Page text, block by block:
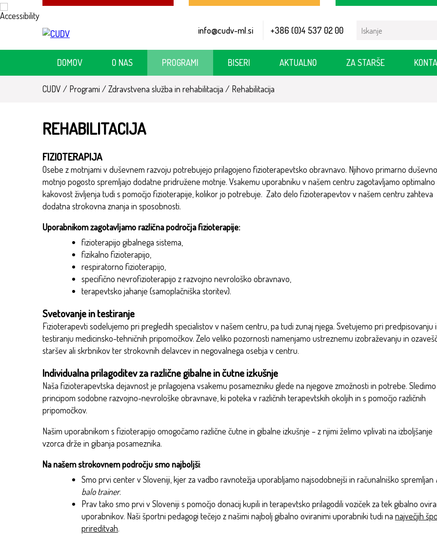
Skoči
info@cudv-ml.si +386 (0)4 537 02 00
Search
DOMOV O NAS PROGRAMI BISERI AKTUALNO ZA STARŠE
CUDV / Programi / Zdravstvena služba in rehabilitacija / Rehabilitacija
REHABILITACIJA
FIZIOTERAPIJA
Osebe z motnjami v duševnem razvoju potrebujejo prilagojeno fizioterapevtsko obravnavo. Njihovo primarno duševno
motnjo pogosto spremljajo dodatne pridružene motnje. Vsakemu uporabniku v našem centru zagotavljamo optimalno
kakovost življenja tudi s pomočjo fizioterapije, kolikor jo potrebuje. Zato delo fizioterapevtov v našem centru zahteva
dodatna strokovna znanja in sposobnosti.
Uporabnikom zagotavljamo različna področja fizioterapije:
fizioterapijo gibalnega sistema,
fizikalno fizioterapijo,
respiratorno fizioterapijo,
specifično nevrofizioterapijo z razvojno nevrološko obravnavo,
terapevtsko jahanje (samoplačniška storitev).
Svetovanje in testiranje
Fizioterapevti sodelujemo pri pregledih specialistov v našem centru, pa tudi zunaj njega. Svetujemo pri predpisovanju
testiranju medicinsko-tehničnih pripomočkov. Zelo veliko pozornosti namenjamo ustreznemu izobraževanju in
staršev ali skrbnikov ter strokovnih delavcev in negovalnega osebja v centru.
Individualna prilagoditev za različne gibalne in čutne izkušnje
Naša fizioterapevtska dejavnost je prilagojena vsakemu posamezniku glede na njegove zmožnosti in potrebe. Sledimo
principom sodobne razvojno-nevrološke obravnave, ki poteka v različnih terapevtskih okoljih in s pomočjo različnih
pripomočkov.
Našim uporabnikom s fizioterapijo omogočamo različne čutne in gibalne izkušnje – z njimi želimo vplivati na izboljšanje
vzorca drže in gibanja posameznika.
Na našem strokovnem področju smo najboljši:
Smo prvi center v Sloveniji, kjer za vadbo ravnotežja uporabljamo najsodobnejši in računalniško spremljan
balo trainer.
Prav tako smo prvi v Sloveniji s pomočjo donacij kupili in terapevtsko prilagodili voziček za tek gibalno
uporabnikov. Naši športni pedagogi tečejo z našimi najbolj gibalno oviranimi uporabniki tudi na največjih
prireditvah.